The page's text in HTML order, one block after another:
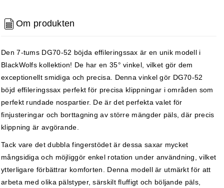
Om produkten
Den 7-tums DG70-52 böjda effileringssax är en unik modell i
BlackWolfs kollektion! De har en 35° vinkel, vilket gör dem
exceptionellt smidiga och precisa. Denna vinkel gör DG70-52
böjd effileringssax perfekt för precisa klippningar i områden som
perfekt rundade nospartier. De är det perfekta valet för
finjusteringar och borttagning av större mängder päls, där precis
klippning är avgörande.
Tack vare det dubbla fingerstödet är dessa saxar mycket
mångsidiga och möjliggör enkel rotation under användning, vilket
ytterligare förbättrar komforten. Denna modell är utmärkt för att
arbeta med olika pälstyper, särskilt fluffigt och böljande päls,